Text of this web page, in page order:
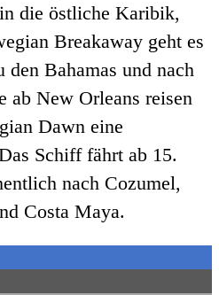
die östliche Karibik,
Breakaway geht es
Bahamas und nach
ab New Orleans reisen
Dawn eine
Schiff fährt ab 15.
nach Cozumel,
Costa Maya.